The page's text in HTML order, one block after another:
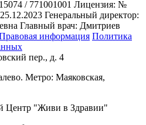
/ 771001001 Лицензия: №
Генеральный директор:
Главный врач: Дмитриев
информация Политика
пер., д. 4
Метро: Маяковская,
"Живи в Здравии"